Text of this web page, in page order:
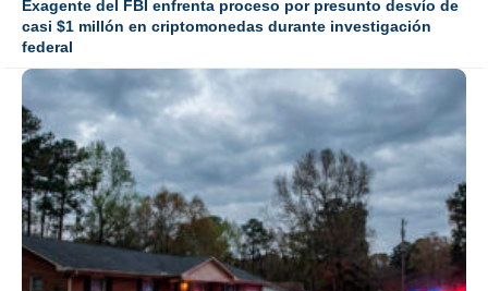
Exagente del FBI enfrenta proceso por presunto desvío de
casi $1 millón en criptomonedas durante investigación
federal